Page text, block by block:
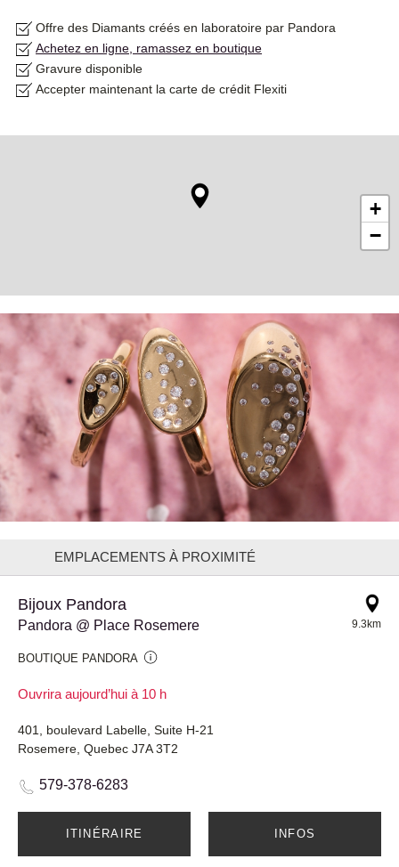
Offre des Diamants créés en laboratoire par Pandora
Achetez en ligne, ramassez en boutique
Gravure disponible
Accepter maintenant la carte de crédit Flexiti
+
−
EMPLACEMENTS À PROXIMITÉ
Bijoux Pandora
Pandora @ Place Rosemere
BOUTIQUE PANDORA
Ouvrira aujourd’hui à 10 h
9.3km
401, boulevard Labelle, Suite H-21
Rosemere, Quebec J7A 3T2
579-378-6283
ITINÉRAIRE INFOS